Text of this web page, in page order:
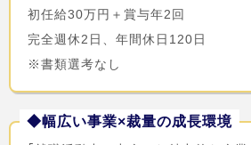
初任給30万円＋賞与年2回
完全週休2日、年間休日120日
※書類選考なし
◆幅広い事業×裁量の成長環境